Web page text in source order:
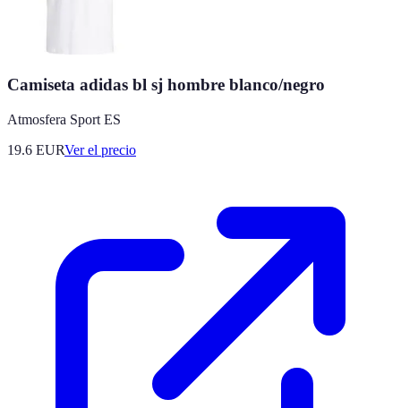
Camiseta adidas bl sj hombre blanco/negro
Atmosfera Sport ES
19.6 EURVer el precio